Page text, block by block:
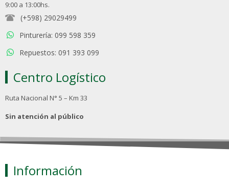
9:00 a 13:00hs.
(+598) 29029499
Pinturería: 099 598 359
Repuestos: 091 393 099
Centro Logístico
Ruta Nacional N° 5 – Km 33
Sin atención al público
Información